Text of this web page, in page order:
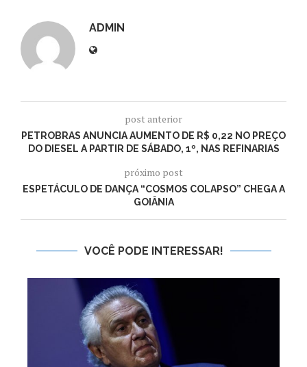
ADMIN
post anterior
PETROBRAS ANUNCIA AUMENTO DE R$ 0,22 NO PREÇO
DO DIESEL A PARTIR DE SÁBADO, 1º, NAS REFINARIAS
próximo post
ESPETÁCULO DE DANÇA “COSMOS COLAPSO” CHEGA A
GOIÂNIA
VOCÊ PODE INTERESSAR!